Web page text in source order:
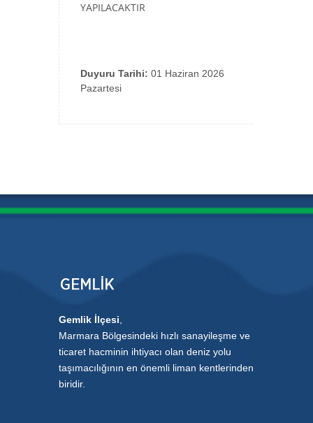
YAPILACAKTIR
Duyuru Tarihi: 01 Haziran 2026
Pazartesi
Gemlik İlçesi
Marmara Bölgesindeki hızlı sanayileşme ve
ticaret hacminin ihtiyacı olan deniz yolu
taşımacılığının en önemli liman kentlerinden
biridir.